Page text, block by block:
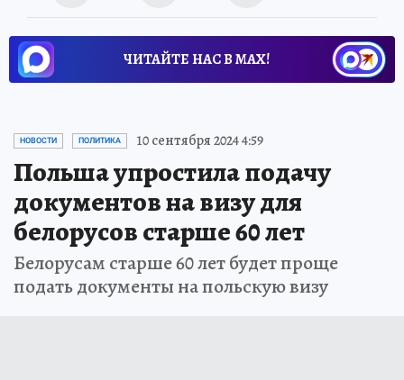
ЧИТАЙТЕ НАС В МАХ!
НОВОСТИ ПОЛИТИКА 10 сентября 2024 4:59
Польша упростила подачу
документов на визу для
белорусов старше 60 лет
Белорусам старше 60 лет будет проще
подать документы на польскую визу